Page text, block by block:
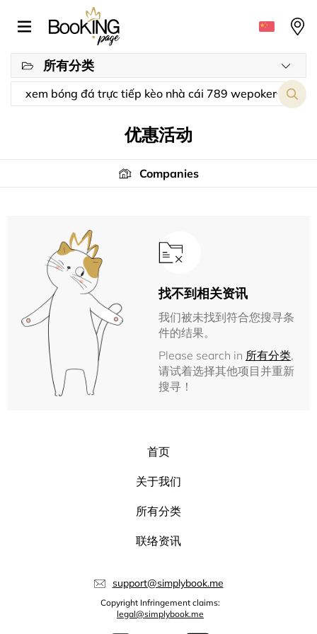
所有分类
优惠活动
Companies
找不到相关资讯
我们被未找到符合您搜寻条
件的结果。
Please search in 所有分类,
请试着选择其他项目并重新
搜寻！
首页
关于我们
所有分类
联络资讯
support@simplybook.me
Copyright Infringement claims:
legal@simplybook.me